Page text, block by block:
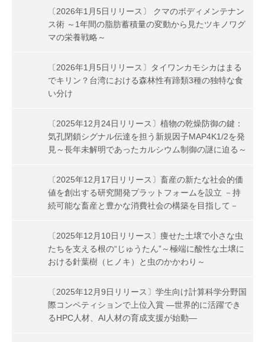
〔2026年1月5日リリース〕 クマのボディメンテナン
ス術 ～1年間の脂肪蓄積量の変動から見たツキノワグ
マの栄養戦略～
〔2026年1月5日リリース〕タイワンカモシカはまる
でキリン？台湾における森林性有蹄類3種の独特な食
い分け
〔2025年12月24日リリース〕植物の乾燥防御の鍵：
気孔閉鎖シグナル伝達を担う新規因子MAP4K1/2を発
見～長年未解明であったカルシウム制御の謎に迫る～
〔2025年12月17日リリース〕畜産の新たな社会的価
値を創出する研究開発プラットフォームを設立 －持
続可能な畜産と豊かな消費社会の構築を目指して－
〔2025年12月10日リリース〕痩せた土壌で小さな虫
たちを支える根の“じゅうたん”～極端に酸性な土壌に
おける針葉樹（ヒノキ）と虫のかかわり～
〔2025年12月9日リリース〕学生向け計算科学分野国
際コンペティションで上位入賞 ―世界的に活躍でき
るHPC人材、AI人材の育成支援が始動―